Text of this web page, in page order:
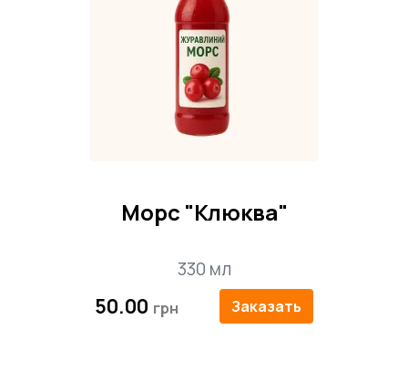
Морс "Клюква"
330 мл
50.00 Заказать